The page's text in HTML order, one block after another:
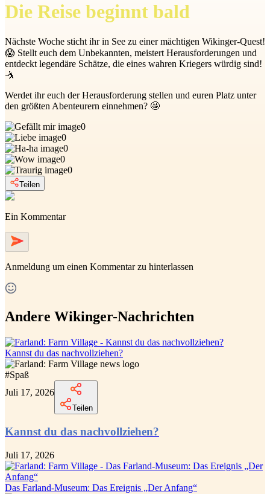
Die Reise beginnt bald
Nächste Woche sticht ihr in See zu einer mächtigen Wikinger-Quest!
😱 Stellt euch dem Unbekannten, meistert Herausforderungen und
entdeckt legendäre Schätze, die eines wahren Kriegers würdig sind!
🤺
Werdet ihr euch der Herausforderung stellen und euren Platz unter
den größten Abenteurern einnehmen? 🤩
0
0
0
0
0
Teilen
Ein Kommentar
Anmeldung um einen Kommentar zu hinterlassen
Andere Wikinger-Nachrichten
Kannst du das nachvollziehen?
#Spaß
Juli 17, 2026
Teilen
Kannst du das nachvollziehen?
Juli 17, 2026
Das Farland-Museum: Das Ereignis „Der Anfang“